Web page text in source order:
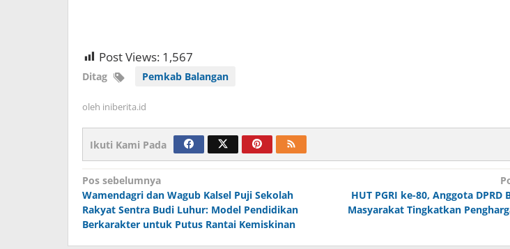
Post Views: 1,567
Ditag Pemkab Balangan
oleh iniberita.id
Ikuti Kami Pada
Navigasi
pos
Pos sebelumnya
Wamendagri dan Wagub Kalsel Puji Sekolah
Rakyat Sentra Budi Luhur: Model Pendidikan
Berkarakter untuk Putus Rantai Kemiskinan
HUT PGRI ke-80, Anggota DPRD
Masyarakat Tingkatkan